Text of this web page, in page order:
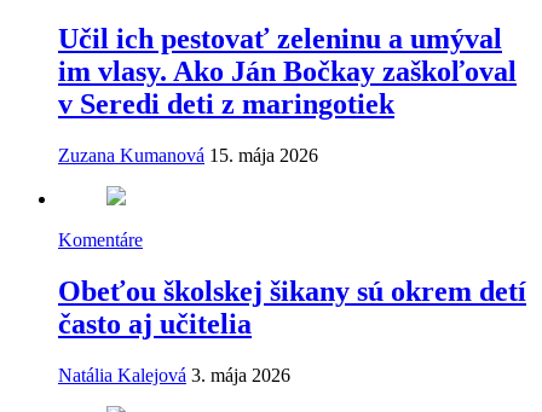
Učil ich pestovať zeleninu a umýval
im vlasy. Ako Ján Bočkay zaškoľoval
v Seredi deti z maringotiek
Zuzana Kumanová 15. mája 2026
Komentáre
Obeťou školskej šikany sú okrem detí
často aj učitelia
Natália Kalejová 3. mája 2026